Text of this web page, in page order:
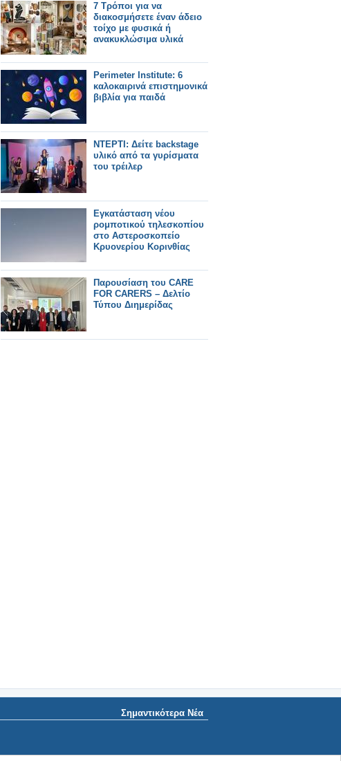
7 Τρόποι για να
διακοσμήσετε έναν άδειο
τοίχο με φυσικά ή
ανακυκλώσιμα υλικά
Perimeter Institute: 6
καλοκαιρινά επιστημονικά
βιβλία για παιδά
ΝΤΕΡΤΙ: Δείτε backstage
υλικό από τα γυρίσματα
του τρέιλερ
Εγκατάσταση νέου
ρομποτικού τηλεσκοπίου
στο Αστεροσκοπείο
Κρυονερίου Κορινθίας
Παρουσίαση του CARE
FOR CARERS – Δελτίο
Τύπου Διημερίδας
Σημαντικότερα Νέα